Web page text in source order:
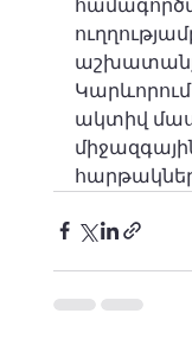
ակտիվ